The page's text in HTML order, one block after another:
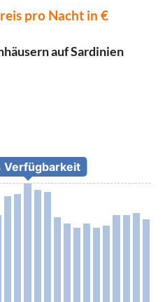
pro Nacht in €
auf Sardinien